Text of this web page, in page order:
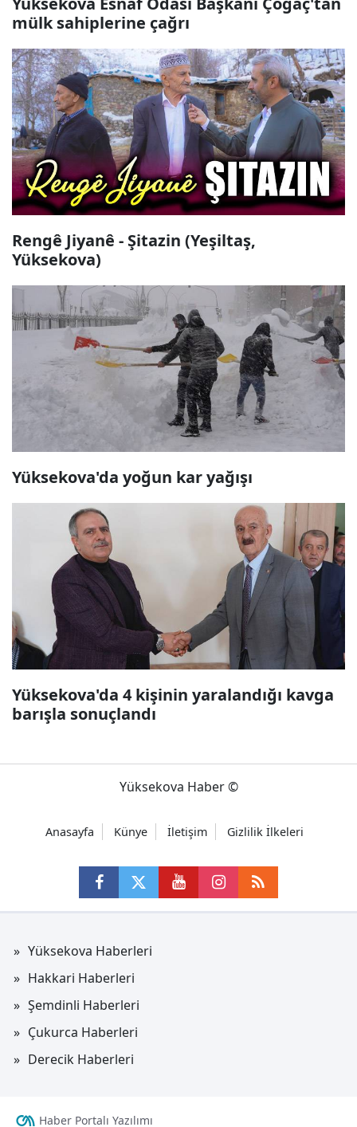
mülk sahiplerine çağrı
Rengê Jiyanê - Şitazin (Yeşiltaş,
Yüksekova)
Yüksekova'da yoğun kar yağışı
Yüksekova'da 4 kişinin yaralandığı kavga
barışla sonuçlandı
Yüksekova Haber ©
Anasayfa Künye İletişim Gizlilik İlkeleri
Yüksekova Haberleri
Hakkari Haberleri
Şemdinli Haberleri
Çukurca Haberleri
Derecik Haberleri
Haber Portalı Yazılımı